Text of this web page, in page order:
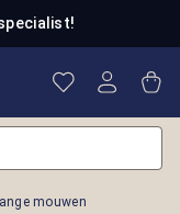
Je hebt 0
mouwen